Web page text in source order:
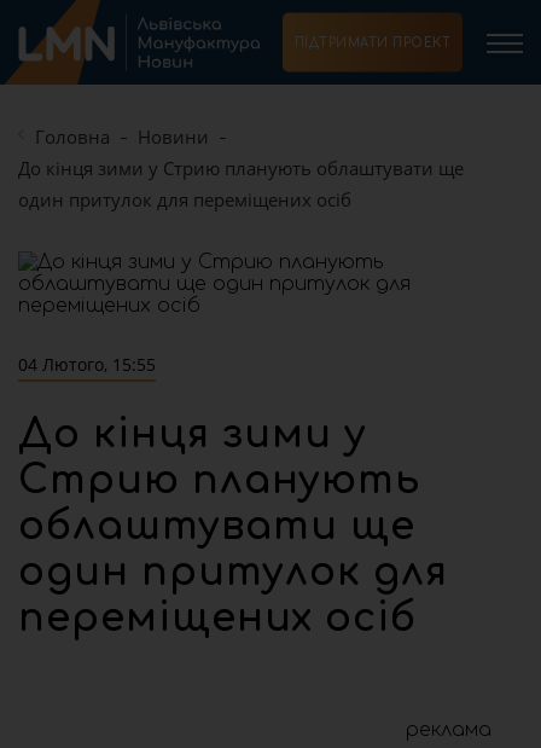
ПІДТРИМАТИ ПРОЕКТ
Головна
Новини
До кінця зими у Стрию планують облаштувати ще
один притулок для переміщених осіб
04 Лютого, 15:55
До кінця зими у
Стрию планують
облаштувати ще
один притулок для
переміщених осіб
реклама